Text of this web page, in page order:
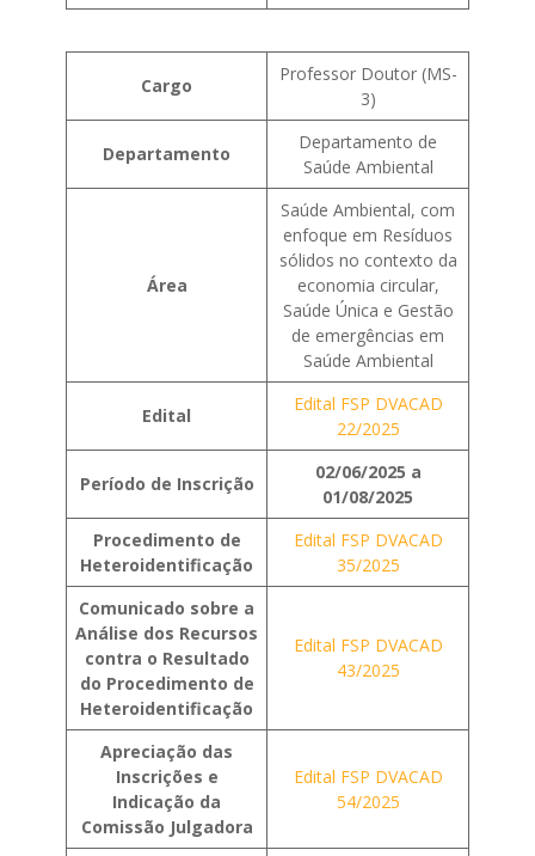
Cargo
Professor Doutor (MS-
3)
Departamento
Departamento de
Saúde Ambiental
Área
Saúde Ambiental, com
enfoque em Resíduos
sólidos no contexto da
economia circular,
Saúde Única e Gestão
de emergências em
Saúde Ambiental
Edital
Edital FSP DVACAD
22/2025
Período de Inscrição
02/06/2025 a
01/08/2025
Procedimento de
Heteroidentificação
Edital FSP DVACAD
35/2025
Comunicado sobre a
Análise dos Recursos
contra o Resultado
do Procedimento de
Heteroidentificação
Edital FSP DVACAD
43/2025
Apreciação das
Inscrições e
Indicação da
Comissão Julgadora
Edital FSP DVACAD
54/2025